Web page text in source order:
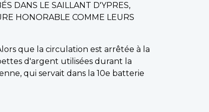
DANS LE SAILLANT D'YPRES,
HONORABLE COMME LEURS
que la circulation est arrêtée à la
d'argent utilisées durant la
qui servait dans la 10e batterie